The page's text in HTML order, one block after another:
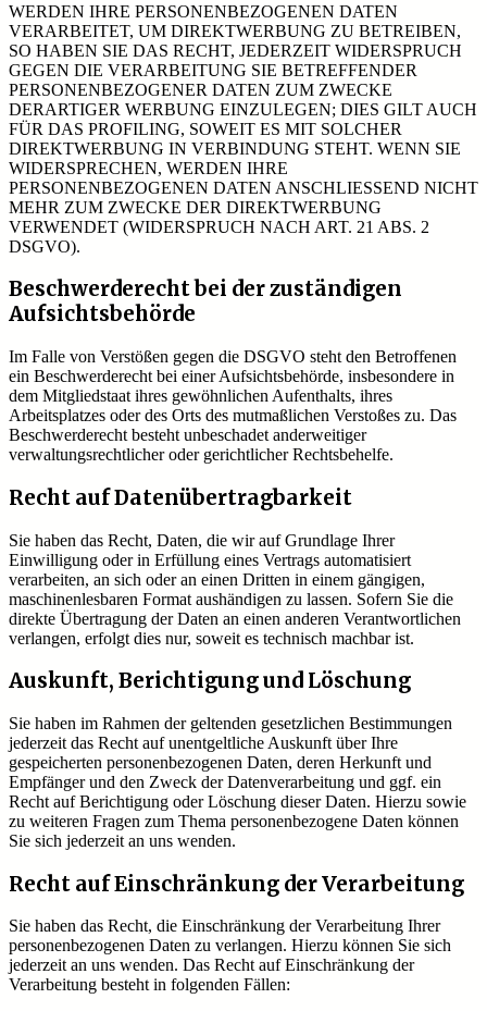
WERDEN IHRE PERSONENBEZOGENEN DATEN
VERARBEITET, UM DIREKTWERBUNG ZU BETREIBEN,
SO HABEN SIE DAS RECHT, JEDERZEIT WIDERSPRUCH
GEGEN DIE VERARBEITUNG SIE BETREFFENDER
PERSONENBEZOGENER DATEN ZUM ZWECKE
DERARTIGER WERBUNG EINZULEGEN; DIES GILT AUCH
FÜR DAS PROFILING, SOWEIT ES MIT SOLCHER
DIREKTWERBUNG IN VERBINDUNG STEHT. WENN SIE
WIDERSPRECHEN, WERDEN IHRE
PERSONENBEZOGENEN DATEN ANSCHLIESSEND NICHT
MEHR ZUM ZWECKE DER DIREKTWERBUNG
VERWENDET (WIDERSPRUCH NACH ART. 21 ABS. 2
DSGVO).
Beschwerde­recht bei der zuständigen
Aufsichts­behörde
Im Falle von Verstößen gegen die DSGVO steht den Betroffenen
ein Beschwerderecht bei einer Aufsichtsbehörde, insbesondere in
dem Mitgliedstaat ihres gewöhnlichen Aufenthalts, ihres
Arbeitsplatzes oder des Orts des mutmaßlichen Verstoßes zu. Das
Beschwerderecht besteht unbeschadet anderweitiger
verwaltungsrechtlicher oder gerichtlicher Rechtsbehelfe.
Recht auf Daten­übertrag­barkeit
Sie haben das Recht, Daten, die wir auf Grundlage Ihrer
Einwilligung oder in Erfüllung eines Vertrags automatisiert
verarbeiten, an sich oder an einen Dritten in einem gängigen,
maschinenlesbaren Format aushändigen zu lassen. Sofern Sie die
direkte Übertragung der Daten an einen anderen Verantwortlichen
verlangen, erfolgt dies nur, soweit es technisch machbar ist.
Auskunft, Berichtigung und Löschung
Sie haben im Rahmen der geltenden gesetzlichen Bestimmungen
jederzeit das Recht auf unentgeltliche Auskunft über Ihre
gespeicherten personenbezogenen Daten, deren Herkunft und
Empfänger und den Zweck der Datenverarbeitung und ggf. ein
Recht auf Berichtigung oder Löschung dieser Daten. Hierzu sowie
zu weiteren Fragen zum Thema personenbezogene Daten können
Sie sich jederzeit an uns wenden.
Recht auf Einschränkung der Verarbeitung
Sie haben das Recht, die Einschränkung der Verarbeitung Ihrer
personenbezogenen Daten zu verlangen. Hierzu können Sie sich
jederzeit an uns wenden. Das Recht auf Einschränkung der
Verarbeitung besteht in folgenden Fällen: